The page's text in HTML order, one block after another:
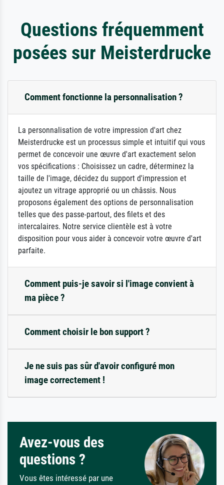
Questions fréquemment
posées sur Meisterdrucke
Comment fonctionne la personnalisation ?
La personnalisation de votre impression d'art chez
Meisterdrucke est un processus simple et intuitif qui vous
permet de concevoir une œuvre d'art exactement selon
vos spécifications : Choisissez un cadre, déterminez la
taille de l'image, décidez du support d'impression et
ajoutez un vitrage approprié ou un châssis. Nous
proposons également des options de personnalisation
telles que des passe-partout, des filets et des
intercalaires. Notre service clientèle est à votre
disposition pour vous aider à concevoir votre œuvre d'art
parfaite.
Comment puis-je savoir si l'image convient à
ma pièce ?
Comment choisir le bon support ?
Je ne suis pas sûr d'avoir configuré mon
image correctement !
Avez-vous des
questions ?
Vous êtes intéressé par une